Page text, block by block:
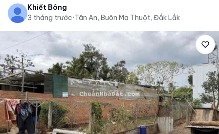
Khiết Bông
3 tháng trước·Tân An, Buôn Ma Thuột, Đắk Lắk